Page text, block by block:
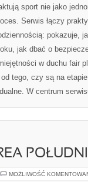
sport nie jako
Serwis łączy
pokazuje,
jak dbać o
w duchu fair
tego, czy są na
W centrum
MOŻLIWOŚĆ